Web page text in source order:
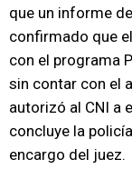
que un informe
confirmado que
con el programa
sin contar con el
autorizó al CNI a
concluye la
encargo del juez.